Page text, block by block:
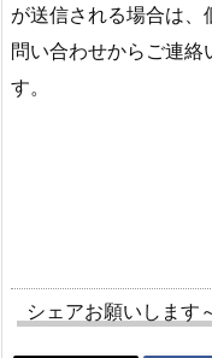
が送信される場合は
問い合わせからご連絡
す。
シェアお願いします